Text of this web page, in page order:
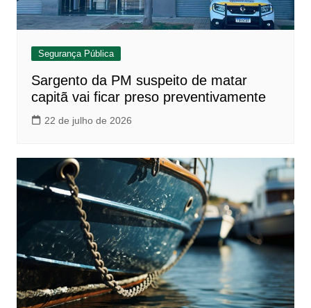
Segurança Pública
Sargento da PM suspeito de matar
capitã vai ficar preso preventivamente
22 de julho de 2026